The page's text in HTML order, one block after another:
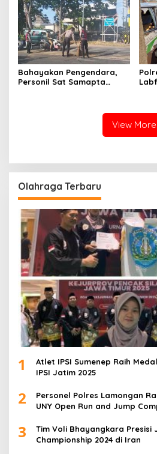
Bahayakan Pengendara,
Personil Sat Samapta
View More
Olahraga Terbaru
1
Atlet IPSI Sumenep Raih
IPSI Jatim 2025
2
Personel Polres Lamongan
UNY Open Run and Jump
3
Tim Voli Bhayangkara Presisi
Championship 2024 di Iran